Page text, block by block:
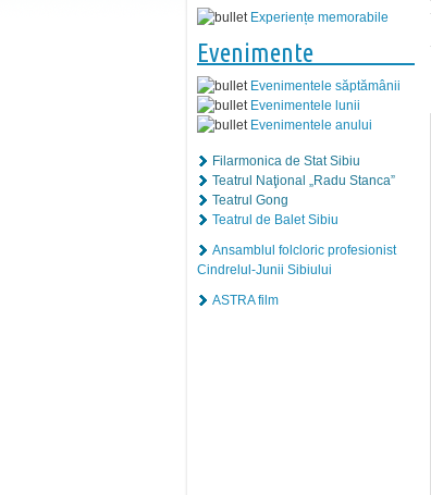
Experiențe memorabile
Evenimente
Evenimentele săptămânii
Evenimentele lunii
Evenimentele anului
Filarmonica de Stat Sibiu
Teatrul Naţional „Radu Stanca”
Teatrul Gong
Teatrul de Balet Sibiu
Ansamblul folcloric profesionist
Cindrelul-Junii Sibiului
ASTRA film